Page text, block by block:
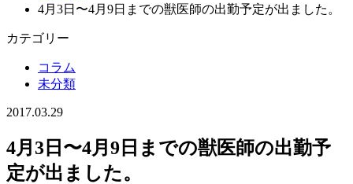
4月3日〜4月9日までの獣医師の出勤予定が出ました。
カテゴリー
コラム
未分類
2017.03.29
4月3日〜4月9日までの獣医師の出勤予
定が出ました。